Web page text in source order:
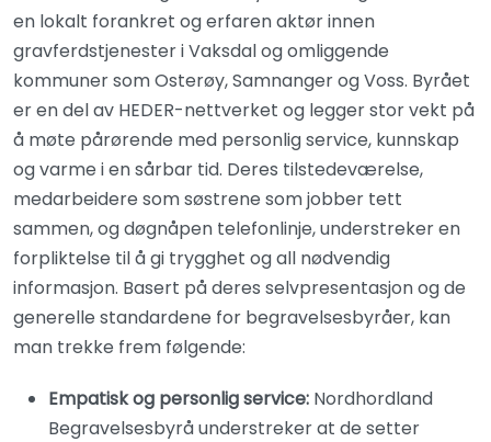
en lokalt forankret og erfaren aktør innen
gravferdstjenester i Vaksdal og omliggende
kommuner som Osterøy, Samnanger og Voss. Byrået
er en del av HEDER-nettverket og legger stor vekt på
å møte pårørende med personlig service, kunnskap
og varme i en sårbar tid. Deres tilstedeværelse,
medarbeidere som søstrene som jobber tett
sammen, og døgnåpen telefonlinje, understreker en
forpliktelse til å gi trygghet og all nødvendig
informasjon. Basert på deres selvpresentasjon og de
generelle standardene for begravelsesbyråer, kan
man trekke frem følgende:
Empatisk og personlig service: Nordhordland
Begravelsesbyrå understreker at de setter